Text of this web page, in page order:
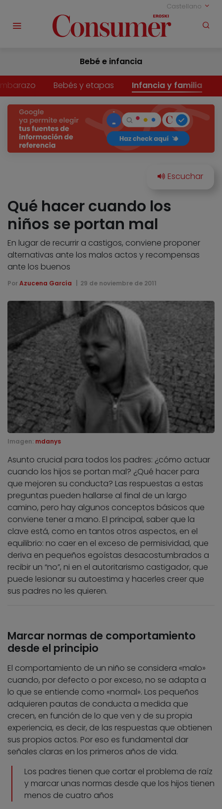
Castellano
Bebé e infancia
Bebés y etapas Infancia y familia
Qué hacer cuando los
niños se portan mal
En lugar de recurrir a castigos, conviene proponer
alternativas ante los malos actos y recompensas
ante los buenos
Por Azucena García 29 de noviembre de 2011
Imagen: mdanys
Asunto crucial para todos los padres: ¿cómo actuar
cuando los hijos se portan mal? ¿Qué hacer para
que mejoren su conducta? Las respuestas a estas
preguntas pueden hallarse al final de un largo
camino, pero hay algunos conceptos básicos que
conviene tener a mano. El principal, saber que la
clave está, como en tantos otros aspectos, en el
equilibrio: no caer en el exceso de permisividad, que
deriva en pequeños egoístas desacostumbrados a
recibir un “no”, ni en el autoritarismo castigador, que
puede lesionar su autoestima y hacerles creer que
sus padres no les quieren.
Marcar normas de comportamiento
desde el principio
El comportamiento de un niño se considera «malo»
cuando, por defecto o por exceso, no se adapta a
lo que se entiende como «normal». Los pequeños
adquieren pautas de conducta a medida que
crecen, en función de lo que ven y de su propia
experiencia, es decir, de las respuestas que obtienen
sus propios actos. Por eso es fundamental dar
señales claras en los primeros años de vida.
Los padres tienen que cortar el problema de raíz
y marcar unas normas desde que los hijos tienen
menos de cuatro años